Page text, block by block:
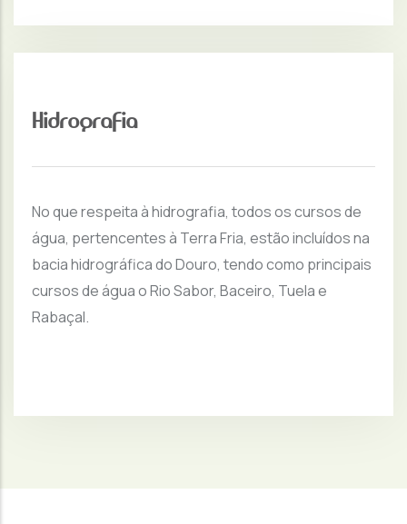
Hidrografia
No que respeita à hidrografia, todos os cursos de
água, pertencentes à Terra Fria, estão incluídos na
bacia hidrográfica do Douro, tendo como principais
cursos de água o Rio Sabor, Baceiro, Tuela e
Rabaçal.